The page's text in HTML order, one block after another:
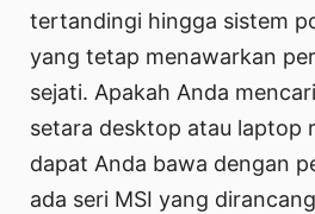
tertandingi hingga sistem
yang tetap menawarkan
sejati. Apakah Anda
setara desktop atau laptop
dapat Anda bawa dengan
ada seri MSI yang